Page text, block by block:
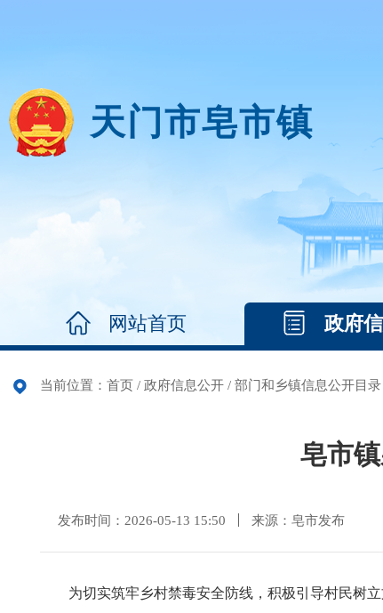
天门市皂市镇
网站首页 政府
当前位置： 首页 / 政府信息公开 / 部门和乡镇信息公开目录
皂市
发布时间：2026-05-13 15:50 来源：皂市发布
为切实筑牢乡村禁毒安全防线，积极引导村民树